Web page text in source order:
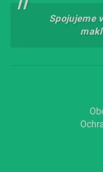
Spojujeme